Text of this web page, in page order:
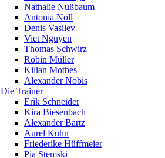
Nathalie Nußbaum
Antonia Noll
Denis Vasilev
Viet Nguyen
Thomas Schwirz
Robin Müller
Kilian Mothes
Alexander Nobis
Die Trainer
Erik Schneider
Kira Biesenbach
Alexander Bartz
Aurel Kuhn
Friederike Hüffmeier
Pia Stemski